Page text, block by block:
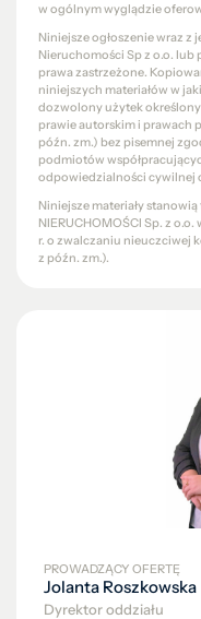
w ogólnym wyglądzie
Niniejsze ogłoszenie wraz z
Nieruchomości Sp z o.o.
prawa zastrzeżone.
niniejszych materiałów w
dozwolony użytek określony
prawie autorskim i prawach
późn. zm.) bez pisemnej
podmiotów
odpowiedzialności cywilnej
Niniejsze materiały
NIERUCHOMOŚCI Sp. z
r. o zwalczaniu nieuczciwej
z późn. zm.).
PROWADZĄCY OFERTĘ
Jolanta Roszkowska
Dyrektor oddziału